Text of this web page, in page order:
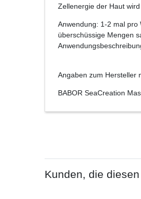
Zellenergie der Haut
Anwendung: 1-2 mal pro
überschüssige Mengen
Angaben zum Hersteller
BABOR SeaCreation
Kunden, die